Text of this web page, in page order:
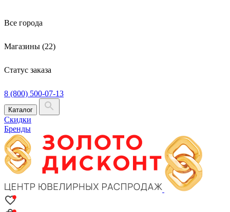
Все города
Магазины (22)
Статус заказа
8 (800) 500-07-13
Каталог
Скидки
Бренды